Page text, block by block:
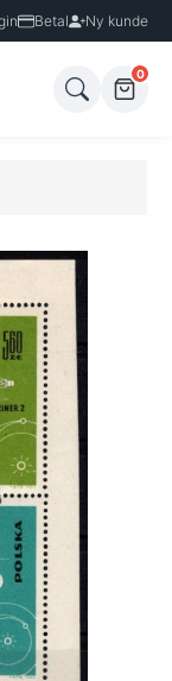
Betal Ny kunde
0